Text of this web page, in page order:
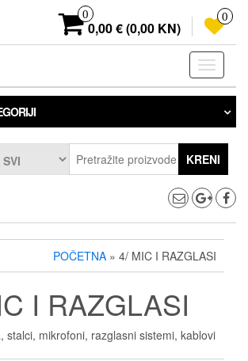
0
0,00 € (0,00 KN)
0
KRENI
POČETNA » 4/ MIC I RAZGLASI
I RAZGLASI
stalci, mikrofoni, razglasni sistemi, kablovi